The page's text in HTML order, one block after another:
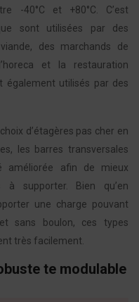
-40°C et +80°C. C’est
sont utilisées par des
des marchands de
et la restauration
également utilisés par des
d’étagères pas cher en
les barres transversales
améliorée afin de mieux
à supporter. Bien qu’en
une charge pouvant
sans boulon, ces types
très facilement.
te modulable